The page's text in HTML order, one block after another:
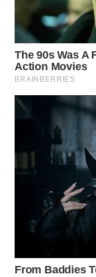
WN
KARO
WN
SIMALUNGUN
LABUHANBATU
TAPANULI
TENGAH
WN DELI
SERDANG
WN